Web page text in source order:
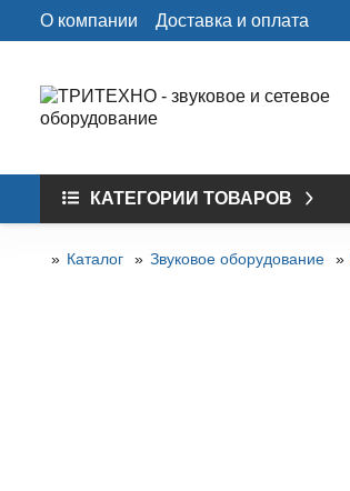
О компании Доставка и оплата
КАТЕГОРИИ ТОВАРОВ
Каталог Звуковое оборудование